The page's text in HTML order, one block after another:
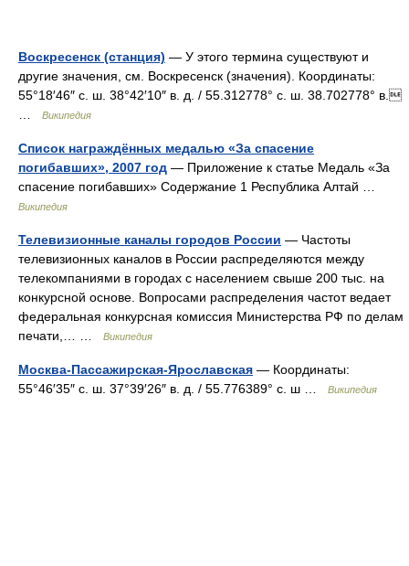
Воскресенск (станция) — У этого термина существуют и
другие значения, см. Воскресенск (значения). Координаты:
55°18′46″ с. ш. 38°42′10″ в. д. / 55.312778° с. ш. 38.702778° в.
Википедия
Список награждённых медалью «За спасение
погибавших», 2007 год — Приложение к статье Медаль «За
спасение погибавших» Содержание 1 Республика Алтай …
Википедия
Телевизионные каналы городов России — Частоты
телевизионных каналов в России распределяются между
телекомпаниями в городах с населением свыше 200 тыс. на
конкурсной основе. Вопросами распределения частот ведает
федеральная конкурсная комиссия Министерства РФ по делам
печати,… …
Википедия
Москва-Пассажирская-Ярославская — Координаты:
55°46′35″ с. ш. 37°39′26″ в. д. / 55.776389° с. ш …
Википедия